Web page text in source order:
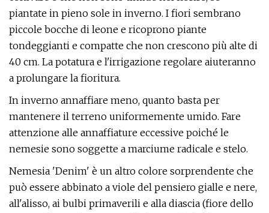
piantate in pieno sole in inverno. I fiori sembrano
piccole bocche di leone e ricoprono piante
tondeggianti e compatte che non crescono più alte di
40 cm. La potatura e l'irrigazione regolare aiuteranno
a prolungare la fioritura.
In inverno annaffiare meno, quanto basta per
mantenere il terreno uniformemente umido. Fare
attenzione alle annaffiature eccessive poiché le
nemesie sono soggette a marciume radicale e stelo.
Nemesia 'Denim' è un altro colore sorprendente che
può essere abbinato a viole del pensiero gialle e nere,
all'alisso, ai bulbi primaverili e alla diascia (fiore dello